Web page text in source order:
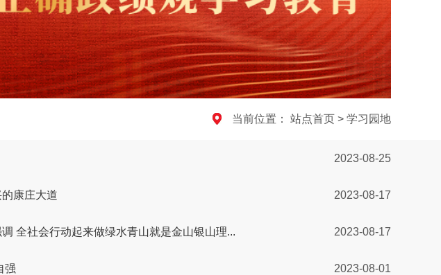
当前位置： 站点首页 > 学习园地
2023-08-25
2023-08-17
康庄大道
2023-08-17
全社会行动起来做绿水青山就是金山银山理...
2023-08-01
强